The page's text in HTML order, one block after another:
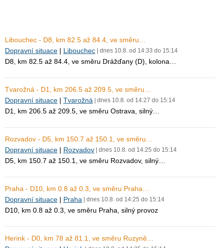
Libouchec - D8, km 82.5 až 84.4, ve směru…
Dopravní situace | Libouchec | dnes 10.8. od 14:33 do 15:14
D8, km 82.5 až 84.4, ve směru Drážďany (D), kolona…
Tvarožná - D1, km 206.5 až 209.5, ve směru…
Dopravní situace | Tvarožná | dnes 10.8. od 14:27 do 15:14
D1, km 206.5 až 209.5, ve směru Ostrava, silný…
Rozvadov - D5, km 150.7 až 150.1, ve směru…
Dopravní situace | Rozvadov | dnes 10.8. od 14:25 do 15:14
D5, km 150.7 až 150.1, ve směru Rozvadov, silný…
Praha - D10, km 0.8 až 0.3, ve směru Praha…
Dopravní situace | Praha | dnes 10.8. od 14:25 do 15:14
D10, km 0.8 až 0.3, ve směru Praha, silný provoz
Herink - D0, km 78 až 81.1, ve směru Ruzyně…